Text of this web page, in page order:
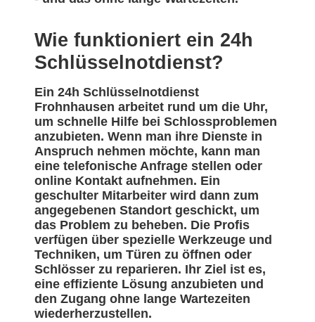
Wie funktioniert ein 24h
Schlüsselnotdienst?
Ein 24h Schlüsselnotdienst
Frohnhausen arbeitet rund um die Uhr,
um schnelle Hilfe bei Schlossproblemen
anzubieten. Wenn man ihre Dienste in
Anspruch nehmen möchte, kann man
eine telefonische Anfrage stellen oder
online Kontakt aufnehmen. Ein
geschulter Mitarbeiter wird dann zum
angegebenen Standort geschickt, um
das Problem zu beheben. Die Profis
verfügen über spezielle Werkzeuge und
Techniken, um Türen zu öffnen oder
Schlösser zu reparieren. Ihr Ziel ist es,
eine effiziente Lösung anzubieten und
den Zugang ohne lange Wartezeiten
wiederherzustellen.